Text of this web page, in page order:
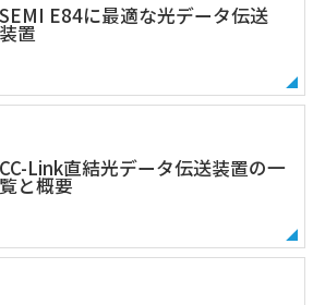
SEMI E84に最適な光データ伝送
装置
CC-Link直結光データ伝送装置の一
覧と概要